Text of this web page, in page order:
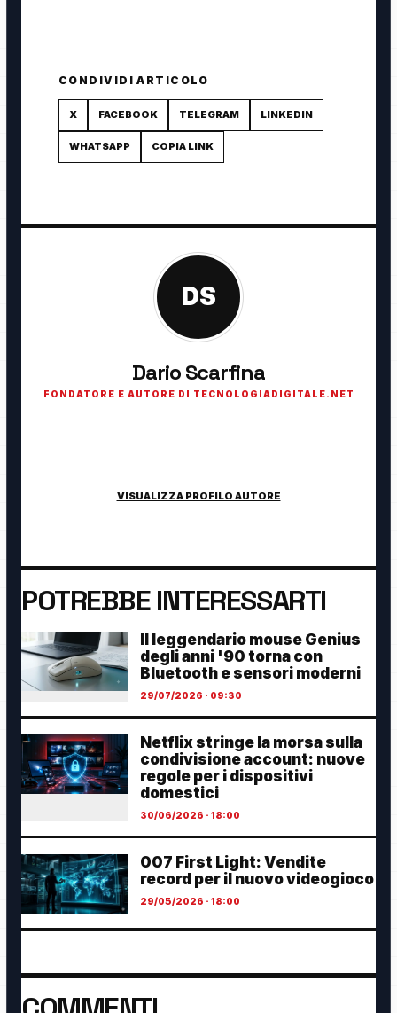
CONDIVIDI ARTICOLO
X FACEBOOK TELEGRAM LINKEDIN
WHATSAPP COPIA LINK
DS
Dario Scarfina
FONDATORE E AUTORE DI TECNOLOGIADIGITALE.NET
VISUALIZZA PROFILO AUTORE
POTREBBE INTERESSARTI
Il leggendario mouse Genius
degli anni '90 torna con
Bluetooth e sensori moderni
29/07/2026 · 09:30
Netflix stringe la morsa sulla
condivisione account: nuove
regole per i dispositivi
domestici
30/06/2026 · 18:00
007 First Light: Vendite
record per il nuovo videogioco
29/05/2026 · 18:00